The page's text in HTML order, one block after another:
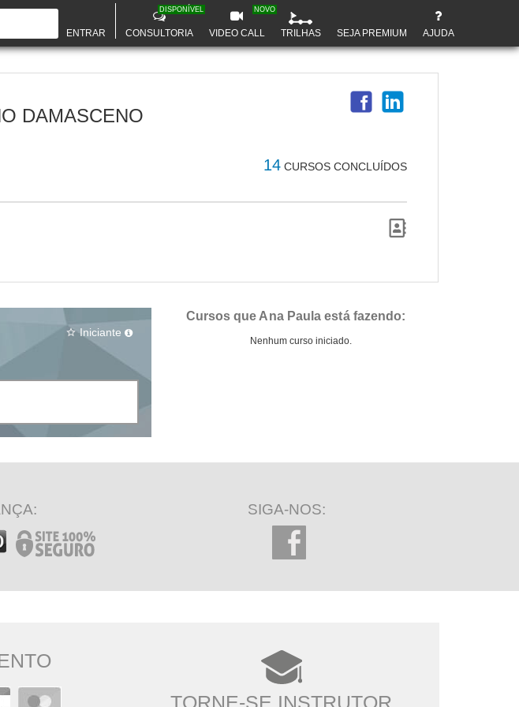
ENTRAR CONSULTORIA
DISPONÍVEL
VIDEO CALL
NOVO
TRILHAS SEJA PREMIUM AJUDA
DAMASCENO
14 CURSOS CONCLUÍDOS
star_border Iniciante
Cursos que Ana Paula está fazendo:
Nenhum curso iniciado.
SIGA-NOS:
TORNE-SE INSTRUTOR